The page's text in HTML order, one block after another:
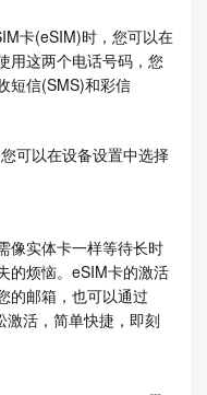
卡(eSIM)时，您可以在
用这两个电话号码，您
短信(SMS)和彩信
可以在设备设置中选择
像实体卡一样等待长时
的烦恼。eSIM卡的激活
的邮箱，也可以通过
活，简单快捷，即刻